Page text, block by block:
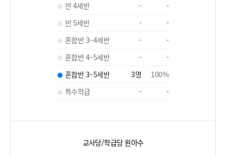
만 4세반
-
-
만 5세반
-
-
혼합반 3~4세반
-
-
혼합반 4~5세반
-
-
혼합반 3~5세반
3명 100%
특수학급
- -
교사당/학급당 원아수